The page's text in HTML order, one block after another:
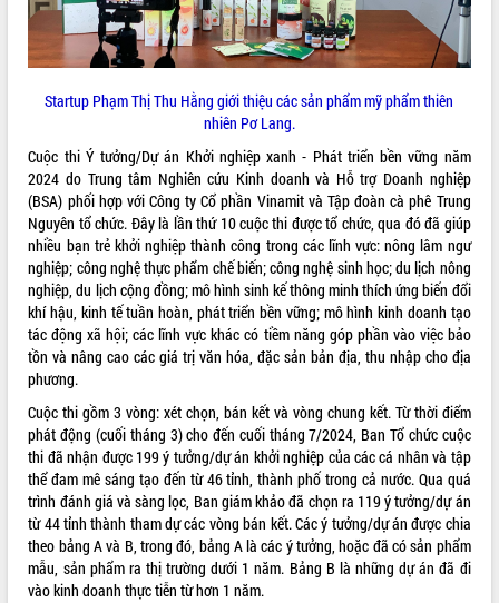
VIDEO
Lễ truy tặng danh hiệu “Bà Mẹ Việt
Nam Anh hùng” và trao Huân chương
Lao động
Startup Phạm Thị Thu Hằng giới thiệu các sản phẩm mỹ phẩm thiên
nhiên Pơ Lang.
Cuộc thi Ý tưởng/Dự án Khởi nghiệp xanh - Phát triển bền vững năm
2024 do Trung tâm Nghiên cứu Kinh doanh và Hỗ trợ Doanh nghiệp
(BSA) phối hợp với Công ty Cổ phần Vinamit và Tập đoàn cà phê Trung
Nguyên tổ chức. Đây là lần thứ 10 cuộc thi được tổ chức, qua đó đã giúp
nhiều bạn trẻ khởi nghiệp thành công trong các lĩnh vực: nông lâm ngư
nghiệp; công nghệ thực phẩm chế biến; công nghệ sinh học; du lịch nông
nghiệp, du lịch cộng đồng; mô hình sinh kế thông minh thích ứng biến đổi
khí hậu, kinh tế tuần hoàn, phát triển bền vững; mô hình kinh doanh tạo
tác động xã hội; các lĩnh vực khác có tiềm năng góp phần vào việc bảo
tồn và nâng cao các giá trị văn hóa, đặc sản bản địa, thu nhập cho địa
phương.
Cuộc thi gồm 3 vòng: xét chọn, bán kết và vòng chung kết. Từ thời điểm
phát động (cuối tháng 3) cho đến cuối tháng 7/2024, Ban Tổ chức cuộc
thi đã nhận được 199 ý tưởng/dự án khởi nghiệp của các cá nhân và tập
thể đam mê sáng tạo đến từ 46 tỉnh, thành phố trong cả nước. Qua quá
trình đánh giá và sàng lọc, Ban giám khảo đã chọn ra 119 ý tưởng/dự án
từ 44 tỉnh thành tham dự các vòng bán kết. Các ý tưởng/dự án được chia
theo bảng A và B, trong đó, bảng A là các ý tưởng, hoặc đã có sản phẩm
mẫu, sản phẩm ra thị trường dưới 1 năm. Bảng B là những dự án đã đi
vào kinh doanh thực tiễn từ hơn 1 năm.